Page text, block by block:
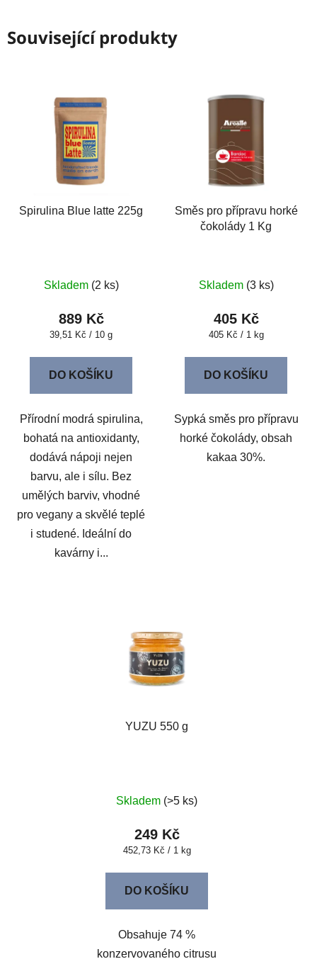
Související produkty
Spirulina Blue latte 225g
Skladem (2 ks)
889 Kč
Měrná
39,51 Kč / 10 g
DO KOŠÍKU
Přírodní modrá spirulina,
bohatá na antioxidanty,
dodává nápoji nejen
barvu, ale i sílu. Bez
umělých barviv, vhodné
pro vegany a skvělé teplé
i studené. Ideální do
kavárny i...
Směs pro přípravu horké
čokolády 1 Kg
Skladem (3 ks)
405 Kč
Měrná
405 Kč / 1 kg
DO KOŠÍKU
Sypká směs pro přípravu
horké čokolády, obsah
kakaa 30%.
YUZU 550 g
Skladem (>5 ks)
249 Kč
Měrná
452,73 Kč / 1 kg
DO KOŠÍKU
Obsahuje 74 %
konzervovaného citrusu